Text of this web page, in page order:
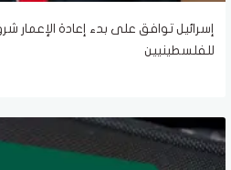
إسرائيل توافق على بدء إعادة
للفلسطينيين